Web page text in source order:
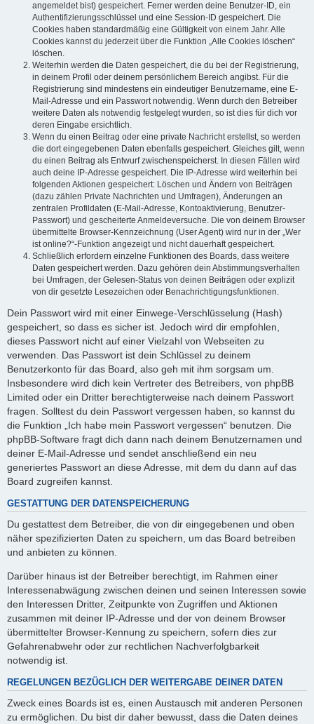
angemeldet bist) gespeichert. Ferner werden deine Benutzer-ID, ein
Authentifizierungsschlüssel und eine Session-ID gespeichert. Die
Cookies haben standardmäßig eine Gültigkeit von einem Jahr. Alle
Cookies kannst du jederzeit über die Funktion „Alle Cookies löschen“
löschen.
Weiterhin werden die Daten gespeichert, die du bei der Registrierung,
in deinem Profil oder deinem persönlichem Bereich angibst. Für die
Registrierung sind mindestens ein eindeutiger Benutzername, eine E-
Mail-Adresse und ein Passwort notwendig. Wenn durch den Betreiber
weitere Daten als notwendig festgelegt wurden, so ist dies für dich vor
deren Eingabe ersichtlich.
Wenn du einen Beitrag oder eine private Nachricht erstellst, so werden
die dort eingegebenen Daten ebenfalls gespeichert. Gleiches gilt, wenn
du einen Beitrag als Entwurf zwischenspeicherst. In diesen Fällen wird
auch deine IP-Adresse gespeichert. Die IP-Adresse wird weiterhin bei
folgenden Aktionen gespeichert: Löschen und Ändern von Beiträgen
(dazu zählen Private Nachrichten und Umfragen), Änderungen an
zentralen Profildaten (E-Mail-Adresse, Kontoaktivierung, Benutzer-
Passwort) und gescheiterte Anmeldeversuche. Die von deinem Browser
übermittelte Browser-Kennzeichnung (User Agent) wird nur in der „Wer
ist online?“-Funktion angezeigt und nicht dauerhaft gespeichert.
Schließlich erfordern einzelne Funktionen des Boards, dass weitere
Daten gespeichert werden. Dazu gehören dein Abstimmungsverhalten
bei Umfragen, der Gelesen-Status von deinen Beiträgen oder explizit
von dir gesetzte Lesezeichen oder Benachrichtigungsfunktionen.
Dein Passwort wird mit einer Einwege-Verschlüsselung (Hash)
gespeichert, so dass es sicher ist. Jedoch wird dir empfohlen,
dieses Passwort nicht auf einer Vielzahl von Webseiten zu
verwenden. Das Passwort ist dein Schlüssel zu deinem
Benutzerkonto für das Board, also geh mit ihm sorgsam um.
Insbesondere wird dich kein Vertreter des Betreibers, von phpBB
Limited oder ein Dritter berechtigterweise nach deinem Passwort
fragen. Solltest du dein Passwort vergessen haben, so kannst du
die Funktion „Ich habe mein Passwort vergessen“ benutzen. Die
phpBB-Software fragt dich dann nach deinem Benutzernamen und
deiner E-Mail-Adresse und sendet anschließend ein neu
generiertes Passwort an diese Adresse, mit dem du dann auf das
Board zugreifen kannst.
GESTATTUNG DER DATENSPEICHERUNG
Du gestattest dem Betreiber, die von dir eingegebenen und oben
näher spezifizierten Daten zu speichern, um das Board betreiben
und anbieten zu können.
Darüber hinaus ist der Betreiber berechtigt, im Rahmen einer
Interessenabwägung zwischen deinen und seinen Interessen sowie
den Interessen Dritter, Zeitpunkte von Zugriffen und Aktionen
zusammen mit deiner IP-Adresse und der von deinem Browser
übermittelter Browser-Kennung zu speichern, sofern dies zur
Gefahrenabwehr oder zur rechtlichen Nachverfolgbarkeit
notwendig ist.
REGELUNGEN BEZÜGLICH DER WEITERGABE DEINER DATEN
Zweck eines Boards ist es, einen Austausch mit anderen Personen
zu ermöglichen. Du bist dir daher bewusst, dass die Daten deines